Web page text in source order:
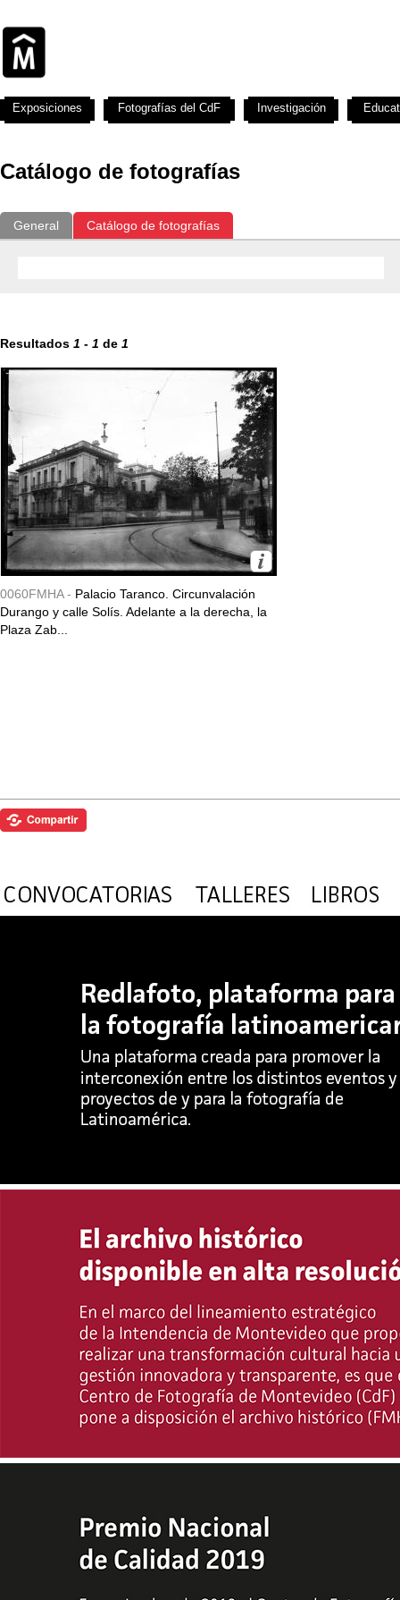
Catálogo de fotografías
General Catálogo de fotografías
Resultados 1 - 1 de 1
0060FMHA - Palacio Taranco. Circunvalación
Durango y calle Solís. Adelante a la derecha, la
Plaza Zab...
Exposiciones Fotografías del CdF Investigación